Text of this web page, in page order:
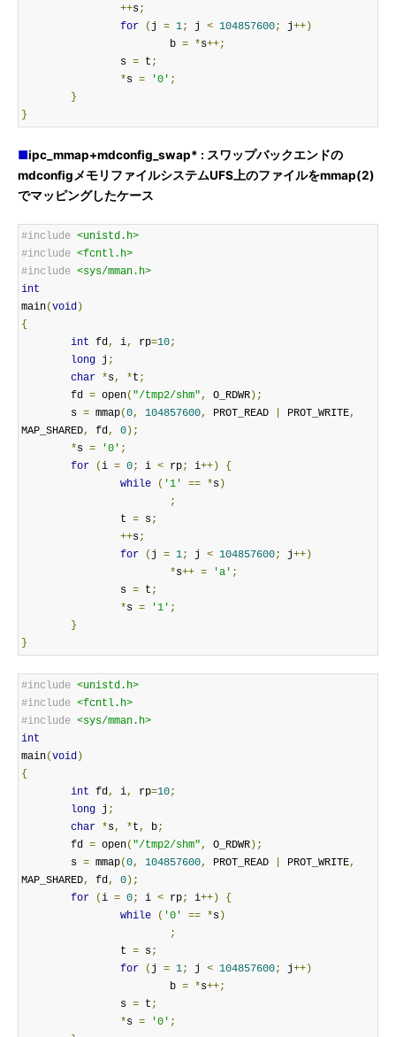
++s;
for
( j = 1; j < 104857600; j++)
                        b
= *s++;
                s
= t ;
*s = '0' ;
}
}
■ipc_mmap+mdconfig_swap* : スワップバックエンドの
mdconfigメモリファイルシステムUFS上のファイルをmmap(2)
でマッピングしたケース
#include <unistd.h>
#include <fcntl.h>
#include <sys/mman.h>
int
main(void )
{
int fd, i, rp=10;
long j ;
char *s, *t ;
        fd
= open( "/tmp2/shm", O_RDWR );
        s
= mmap(0, 104857600, PROT_READ PROT_WRITE,
MAP_SHARED, fd, 0 );
*s = '0' ;
for
(i = 0; i < rp; i++)
{
while
( '1' == *s )
;
                t
= s;
++s;
for
( j = 1; j < 104857600; j++)
*s++ = 'a' ;
                s
= t ;
*s = '1' ;
}
}
#include <unistd.h>
#include <fcntl.h>
#include <sys/mman.h>
int
main(void )
{
int fd, i, rp=10;
long j ;
char *s, *t, b;
        fd
= open( "/tmp2/shm", O_RDWR );
        s
= mmap(0, 104857600, PROT_READ PROT_WRITE,
MAP_SHARED, fd, 0 );
for
(i = 0; i < rp; i++)
{
while
( '0' == *s )
;
                t
= s;
for
( j = 1; j < 104857600; j++)
                        b
= *s++;
                s
= t ;
*s = '0' ;